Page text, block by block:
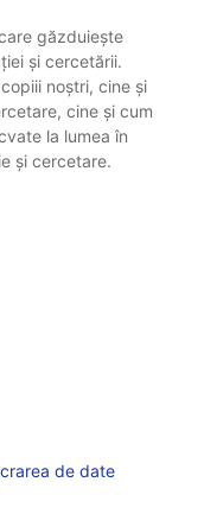
găzduiește
și cercetării.
noștri, cine și
cine și cum
la lumea în
și cercetare.
de date